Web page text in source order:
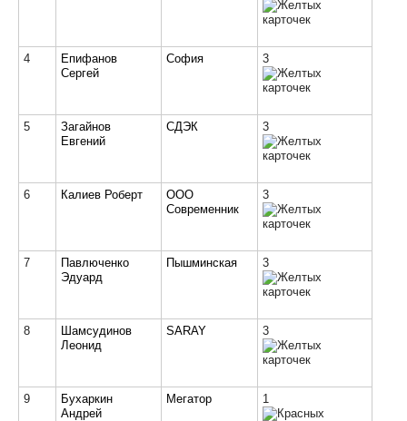
4
Епифанов
Сергей
София 3
5
Загайнов
Евгений
СДЭК 3
6 Калиев Роберт
ООО
Современник
3
7
Павлюченко
Эдуард
Пышминская 3
8
Шамсудинов
Леонид
SARAY 3
9
Бухаркин
Андрей
Мегатор 1